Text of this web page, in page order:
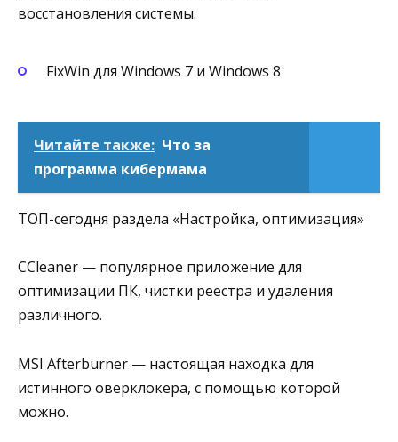
восстановления системы.
FixWin для Windows 7 и Windows 8
Читайте также: Что за
программа кибермама
ТОП-сегодня раздела «Настройка, оптимизация»
CCleaner — популярное приложение для
оптимизации ПК, чистки реестра и удаления
различного.
MSI Afterburner — настоящая находка для
истинного оверклокера, с помощью которой
можно.